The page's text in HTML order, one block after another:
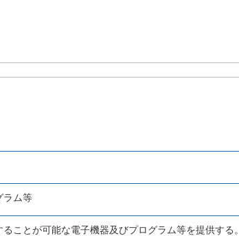
ラム等
ことが可能な電子機器及びプログラム等を提供する。